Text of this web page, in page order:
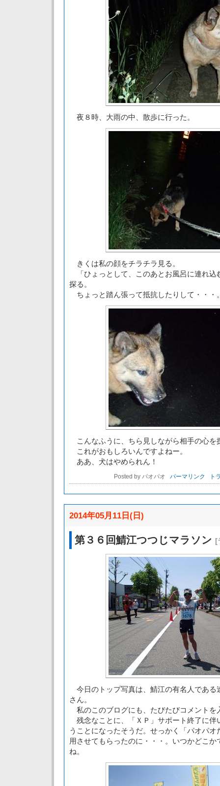
夜８時、大雨の中、散歩に行った。
きくは私の顔をチラチラ見る。
「ひょっとして、このあとお風呂に連れ込
探る。
ちょっと踏ん張って抵抗したりして・・・
こんなふうに、ちら見しながら相手の心を
これがおもしろいんですよねー。
ああ、犬はやめられん！
Posted by パオパオ パーマリンク ト
2014年05月11日(日)
第３６回鯖江つつじマラソン [
今日のトップ写真は、鯖江の有名人である
さん。
私のこのブログにも、たびたびコメントを
残念なことに、「ＸＰ」サポート終了に伴
うことになったそうだ。せっかく「パオパ
用させてもらったのに・・・。いつかどこ
ね。